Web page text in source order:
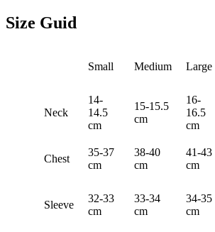
Size Guid
Small Medium Large
Neck
14-
14.5
cm
15-15.5
cm
16-
16.5
cm
Chest
35-37
cm
38-40
cm
41-43
cm
Sleeve
32-33
cm
33-34
cm
34-35
cm